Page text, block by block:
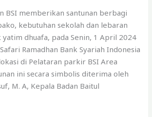
BSI memberikan santunan berbagi
kebutuhan sekolah dan lebaran
dhuafa, pada Senin, 1 April 2024
Ramadhan Bank Syariah Indonesia
di Pelataran parkir BSI Area
ini secara simbolis diterima oleh
M. A, Kepala Badan Baitul